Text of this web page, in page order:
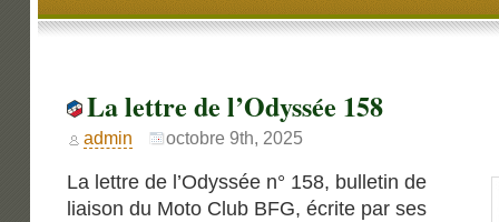
La lettre de l’Odyssée 158
admin octobre 9th, 2025
La lettre de l’Odyssée n° 158, bulletin de
liaison du Moto Club BFG, écrite par ses